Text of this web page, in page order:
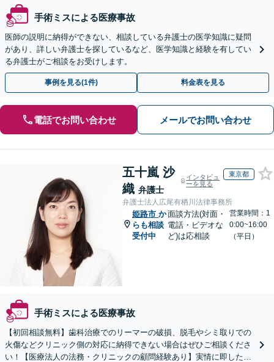
手術ミスによる医療事故
医師の説明に納得ができない、相談している弁護士の医学知識に疑問
があり、詳しい弁護士を探しているなど、医学知識と経験を有してい
る弁護士がご相談をお受けします。
事例を見る(1件) 料金表を見る
電話でお問い合わせ メールでお問い合わせ
五十嵐 沙
織 弁護士
インタビュ
ーを見る
東京都
弁護士法人広尾有栖川法律事務所
姫路市 か
らも相談
受付中
面談方法(対面・
電話・ビデオな
ど)は応相談
営業時間：1
0:00~16:00
（平日）
手術ミスによる医療事故
【初回相談無料】歯科治療でのリーマーの破損、脱毛やシミ取りでの
火傷などクリニック側の対応に納得できない場合はぜひご相談くださ
い！【医療法人の法務・クリニックの顧問経験あり】実情に即したア